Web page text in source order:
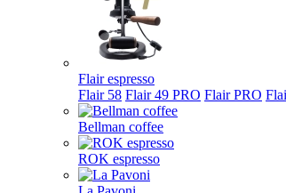
Flair espresso
Flair 58 Flair 49 PRO Flair PRO
Bellman coffee
ROK espresso